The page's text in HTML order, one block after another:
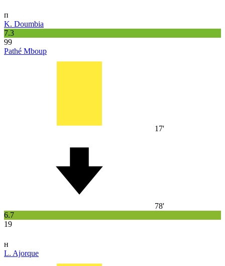
п
K. Doumbia
7.3
99
Pathé Mboup
17'
78'
6.7
19
н
L. Ajorque